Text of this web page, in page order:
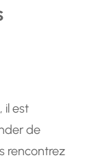
il est
de
rencontrez